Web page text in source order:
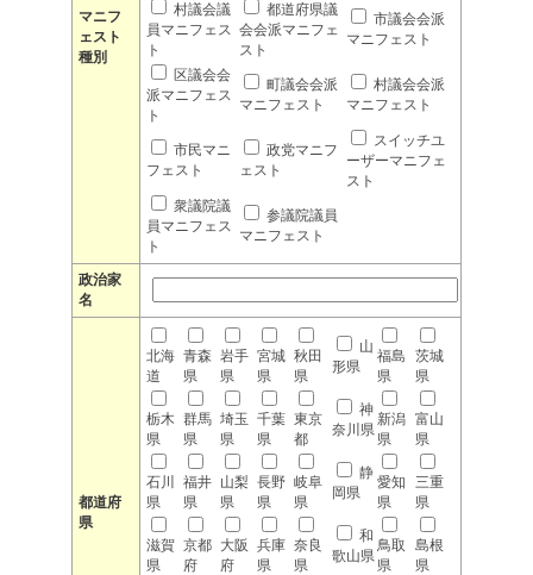
マニフ
ェスト
種別
村議会議
員マニフェス
ト
都道府県議
会会派マニフェ
スト
市議会会派
マニフェスト
区議会会
派マニフェス
ト
町議会会派
マニフェスト
村議会会派
マニフェスト
市民マニ
フェスト
政党マニフ
ェスト
スイッチユ
ーザーマニフェ
スト
衆議院議
員マニフェス
ト
参議院議員
マニフェスト
政治家
名
都道府
県
北海
道
青森
県
岩手
県
宮城
県
秋田
県
山
形県
福島
県
茨城
県
栃木
県
群馬
県
埼玉
県
千葉
県
東京
都
神
奈川県
新潟
県
富山
県
石川
県
福井
県
山梨
県
長野
県
岐阜
県
静
岡県
愛知
県
三重
県
滋賀
県
京都
府
大阪
府
兵庫
県
奈良
県
和
歌山県
鳥取
県
島根
県